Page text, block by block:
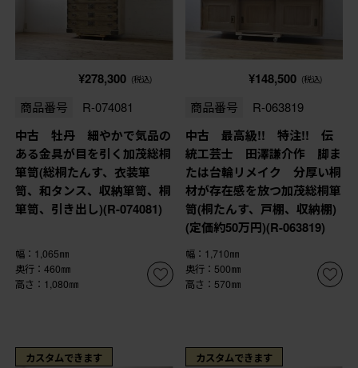
¥278,300 (税込)
商品番号 R-074081
中古 牡丹 細やかで気品の
ある金具が目を引く加茂総桐
箪笥(総桐たんす、衣装箪
笥、和タンス、収納箪笥、桐
箪笥、引き出し)(R-074081)
幅：1,065㎜
奥行：460㎜
高さ：1,080㎜
¥148,500 (税込)
商品番号 R-063819
中古 最高級!! 特注!! 伝
統工芸士 田澤謙介作 脚ま
たは台輪リメイク 分厚い桐
材が存在感を放つ加茂総桐箪
笥(桐たんす、戸棚、収納棚)
(定価約50万円)(R-063819)
幅：1,710㎜
奥行：500㎜
高さ：570㎜
カスタムできます カスタムできます